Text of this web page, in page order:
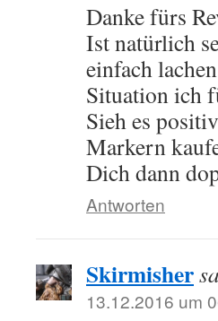
Danke fürs
Ist natürlich
einfach
Situation ich
Sieh es
Markern
Dich dann
Antworten
Skirmisher
13.12.2016 um